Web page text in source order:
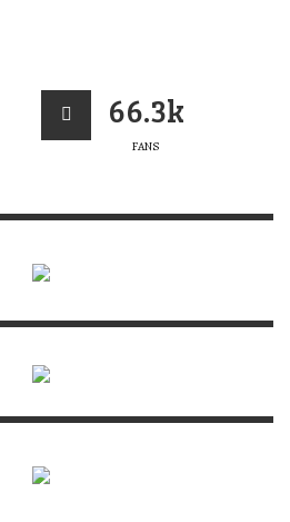
66.3k
FANS